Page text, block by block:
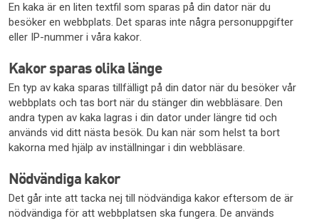
En kaka är en liten textfil som sparas på din dator när du
besöker en webbplats. Det sparas inte några personuppgifter
eller IP-nummer i våra kakor.
Kakor sparas olika länge
En typ av kaka sparas tillfälligt på din dator när du besöker vår
webbplats och tas bort när du stänger din webbläsare. Den
andra typen av kaka lagras i din dator under längre tid och
används vid ditt nästa besök. Du kan när som helst ta bort
kakorna med hjälp av inställningar i din webbläsare.
Nödvändiga kakor
Det går inte att tacka nej till nödvändiga kakor eftersom de är
nödvändiga för att webbplatsen ska fungera. De används